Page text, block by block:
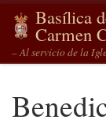
Saltar al
Basílica
Carmen
– Al servicio de la